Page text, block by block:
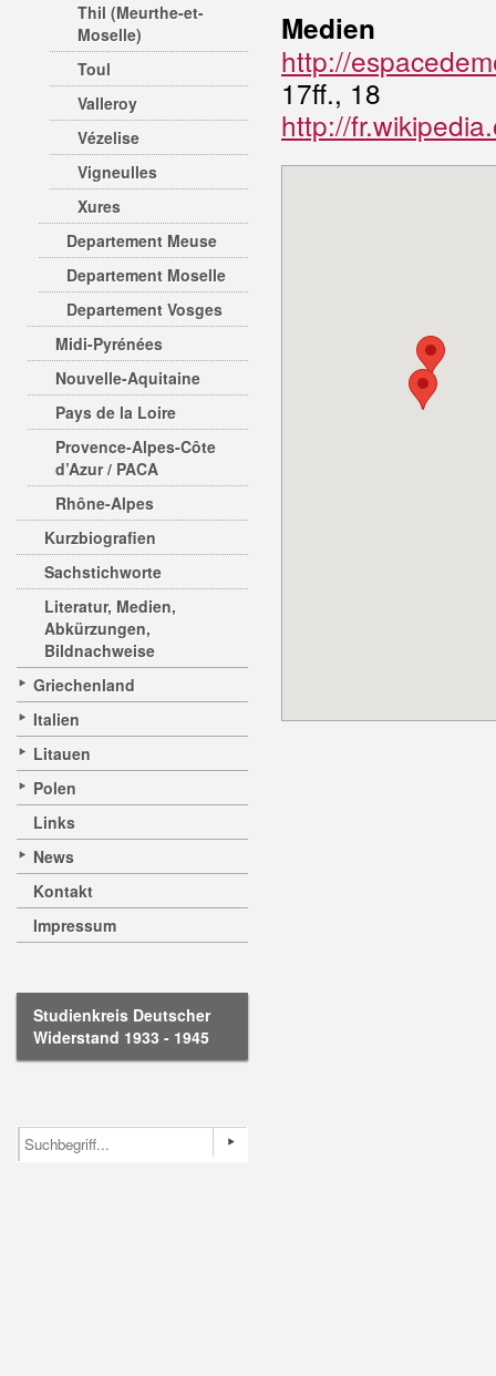
Thil (Meurthe-et-
Moselle)
Toul
Valleroy
Vézelise
Vigneulles
Xures
Departement Meuse
Departement Moselle
Departement Vosges
Midi-Pyrénées
Nouvelle-Aquitaine
Pays de la Loire
Provence-Alpes-Côte
d’Azur / PACA
Rhône-Alpes
Kurzbiografien
Sachstichworte
Literatur, Medien,
Abkürzungen,
Bildnachweise
Griechenland
Italien
Litauen
Polen
Links
News
Kontakt
Impressum
Studienkreis Deutscher
Widerstand 1933 - 1945
Medien
http://
17ff., 18
http://